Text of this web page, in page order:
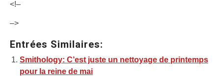
<!–
–>
Entrées Similaires:
Smithology: C’est juste un nettoyage de printemps
pour la reine de mai